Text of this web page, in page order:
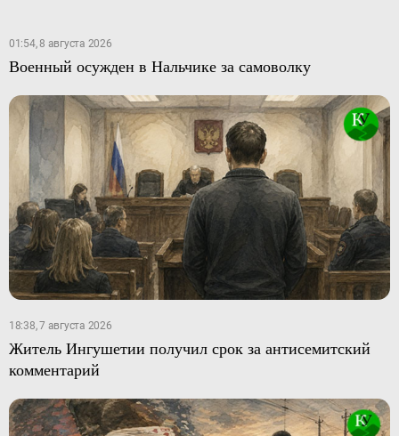
01:54, 8 августа 2026
Военный осужден в Нальчике за самоволку
18:38, 7 августа 2026
Житель Ингушетии получил срок за антисемитский
комментарий